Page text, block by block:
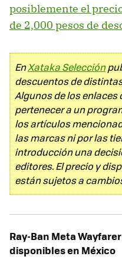
posiblemente el
de 2,000 pesos de
EnXataka Selección
descuentos de
Algunos de los
pertenecer a un
los artículos
las marcas ni por las
introducción una
editores. El precio y
están sujetos a
Ray-Ban Meta Wayfarer
disponibles en México